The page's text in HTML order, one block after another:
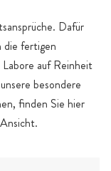
Dafür
die fertigen
Labore auf Reinheit
besondere
finden Sie hier